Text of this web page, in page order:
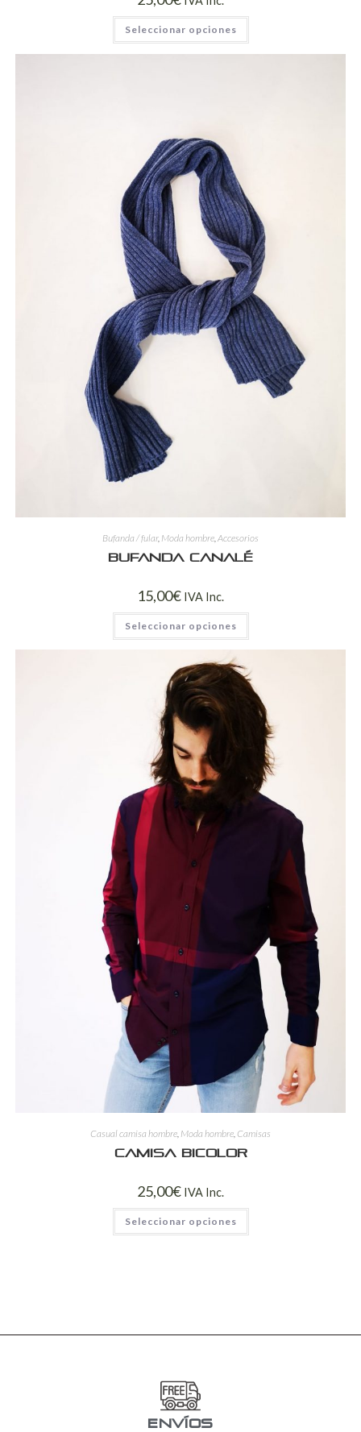
Seleccionar opciones
Bufanda / fular, Moda hombre Accesorios
Bufanda canalé
15,00€ IVA Inc.
Seleccionar opciones
Casual camisa hombre, Moda hombre, Camisas
Camisa bicolor
25,00€ IVA Inc.
Seleccionar opciones
ENVÍOS